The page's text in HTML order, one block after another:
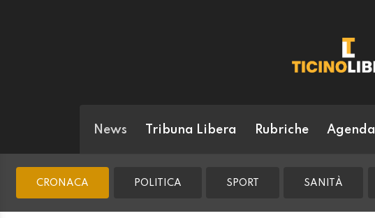
News Tribuna Libera Rubriche Agenda
CRONACA POLITICA SPORT SANITÀ